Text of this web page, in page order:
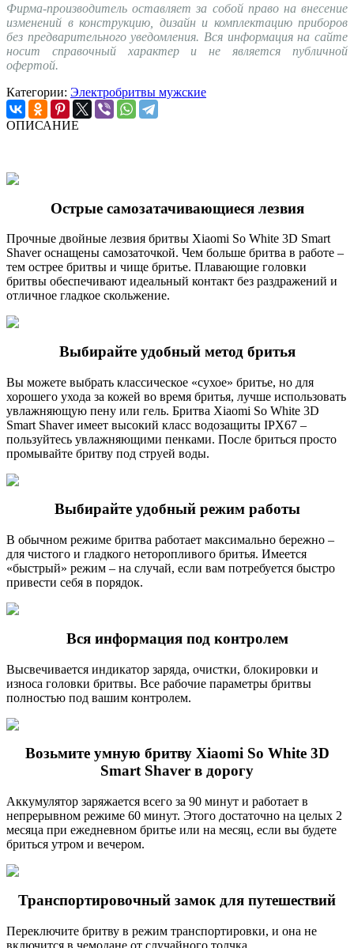
Фирма-производитель оставляет за собой право на внесение
изменений в конструкцию, дизайн и комплектацию приборов
без предварительного уведомления. Вся информация на сайте
носит справочный характер и не является публичной
офертой.
Категории: Электробритвы мужские
ОПИСАНИЕ
Острые самозатачивающиеся лезвия
Прочные двойные лезвия бритвы Xiaomi So White 3D Smart
Shaver оснащены самозаточкой. Чем больше бритва в работе –
тем острее бритвы и чище бритье. Плавающие головки
бритвы обеспечивают идеальный контакт без раздражений и
отличное гладкое скольжение.
Выбирайте удобный метод бритья
Вы можете выбрать классическое «сухое» бритье, но для
хорошего ухода за кожей во время бритья, лучше использовать
увлажняющую пену или гель. Бритва Xiaomi So White 3D
Smart Shaver имеет высокий класс водозащиты IPX67 –
пользуйтесь увлажняющими пенками. После бриться просто
промывайте бритву под струей воды.
Выбирайте удобный режим работы
В обычном режиме бритва работает максимально бережно –
для чистого и гладкого неторопливого бритья. Имеется
«быстрый» режим – на случай, если вам потребуется быстро
привести себя в порядок.
Вся информация под контролем
Высвечивается индикатор заряда, очистки, блокировки и
износа головки бритвы. Все рабочие параметры бритвы
полностью под вашим контролем.
Возьмите умную бритву Xiaomi So White 3D
Smart Shaver в дорогу
Аккумулятор заряжается всего за 90 минут и работает в
непрерывном режиме 60 минут. Этого достаточно на целых 2
месяца при ежедневном бритье или на месяц, если вы будете
бриться утром и вечером.
Транспортировочный замок для путешествий
Переключите бритву в режим транспортировки, и она не
включится в чемодане от случайного толчка.